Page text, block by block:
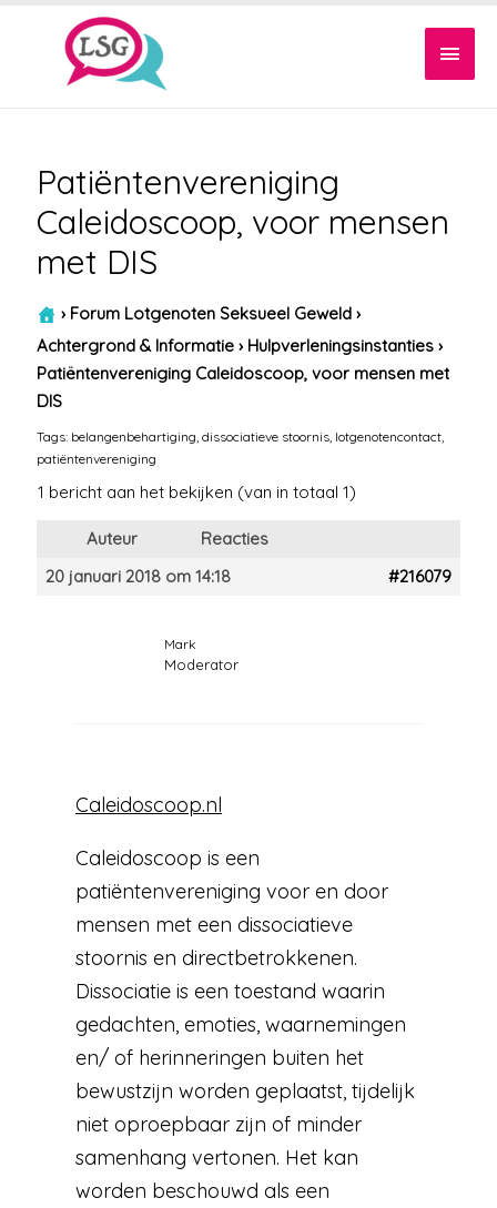
Patiëntenvereniging
Caleidoscoop, voor mensen
met DIS
› Forum Lotgenoten Seksueel Geweld ›
Achtergrond & Informatie › Hulpverleningsinstanties ›
Patiëntenvereniging Caleidoscoop, voor mensen met
DIS
Tags: belangenbehartiging ,dissociatieve stoornis lotgenotencontact
patiëntenvereniging
1 bericht aan het bekijken (van in totaal 1)
Auteur
Reacties
20 januari 2018 om 14:18
#216079
Mark
Moderator
Caleidoscoop.nl
Caleidoscoop is een
patiëntenvereniging voor en door
mensen met een dissociatieve
stoornis en directbetrokkenen.
Dissociatie is een toestand waarin
gedachten, emoties, waarnemingen
en/ of herinneringen buiten het
bewustzijn worden geplaatst, tijdelijk
niet oproepbaar zijn of minder
samenhang vertonen. Het kan
worden beschouwd als een